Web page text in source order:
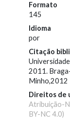
Formato
145
Idioma
por
Citação
2011.
Minho,2012
Direitos de
Atribuição-
BY-NC 4.0)